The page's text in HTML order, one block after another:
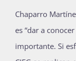
Chaparro
es “dar a
importante. Si